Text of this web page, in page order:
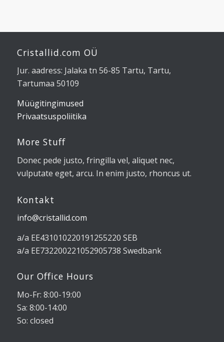
Cristallid.com OÜ
Jur. aadress: Jalaka tn 56-85 Tartu, Tartu,
Tartumaa 50109
Müügitingimused
Privaatsuspoliitika
More Stuff
Donec pede justo, fringilla vel, aliquet nec,
vulputate eget, arcu. In enim justo, rhoncus ut.
Kontakt
info@cristallid.com
a/a EE431010220191255220 SEB
a/a EE732200221052905738 Swedbank
Our Office Hours
Mo-Fr: 8:00-19:00
Sa: 8:00-14:00
So: closed